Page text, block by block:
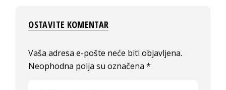
OSTAVITE KOMENTAR
Vaša adresa e-pošte neće biti objavljena.
Neophodna polja su označena*